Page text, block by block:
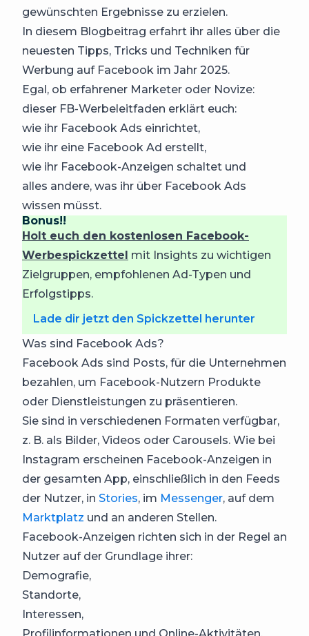
gewünschten Ergebnisse zu erzielen.
In diesem Blogbeitrag erfahrt ihr alles über die
neuesten Tipps, Tricks und Techniken für
Werbung auf Facebook im Jahr 2025.
Egal, ob erfahrener Marketer oder Novize:
dieser FB-Werbeleitfaden erklärt euch:
wie ihr Facebook Ads einrichtet,
wie ihr eine Facebook Ad erstellt,
wie ihr Facebook-Anzeigen schaltet und
alles andere, was ihr über Facebook Ads
wissen müsst.
Bonus!!
Holt euch den kostenlosen Facebook-
Werbespickzettel mit Insights zu wichtigen
Zielgruppen, empfohlenen Ad-Typen und
Erfolgstipps.
Lade dir jetzt den Spickzettel herunter
Was sind Facebook Ads?
Facebook Ads sind Posts, für die Unternehmen
bezahlen, um Facebook-Nutzern Produkte
oder Dienstleistungen zu präsentieren.
Sie sind in verschiedenen Formaten verfügbar,
z. B. als Bilder, Videos oder Carousels. Wie bei
Instagram erscheinen Facebook-Anzeigen in
der gesamten App, einschließlich in den Feeds
der Nutzer, in Stories, im Messenger, auf dem
Marktplatz und an anderen Stellen.
Facebook-Anzeigen richten sich in der Regel an
Nutzer auf der Grundlage ihrer:
Demografie,
Standorte,
Interessen,